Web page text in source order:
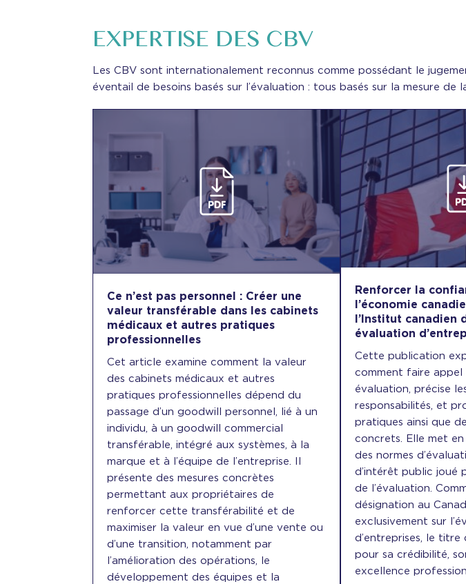
EXPERTISE DES CBV
Les CBV sont internationalement reconnus comme possédant le
éventail de besoins basés sur l’évaluation : tous basés sur la mesure
Ce n’est pas personnel : Créer une
valeur transférable dans les cabinets
médicaux et autres pratiques
professionnelles
Cet article examine comment la valeur
des cabinets médicaux et autres
pratiques professionnelles dépend du
passage d’un goodwill personnel, lié à un
individu, à un goodwill commercial
transférable, intégré aux systèmes, à la
marque et à l’équipe de l’entreprise. Il
présente des mesures concrètes
permettant aux propriétaires de
renforcer cette transférabilité et de
maximiser la valeur en vue d’une vente ou
d’une transition, notamment par
l’amélioration des opérations, le
développement des équipes et la
Renforcer la
l’économie
l’Institut canadien
évaluation
Cette publication
comment faire appel
évaluation, précise
responsabilités, et
pratiques ainsi que
concrets. Elle met en
des normes
d’intérêt public joué
de l’évaluation.
désignation au
exclusivement sur
d’entreprises, le
pour sa crédibilité,
excellence